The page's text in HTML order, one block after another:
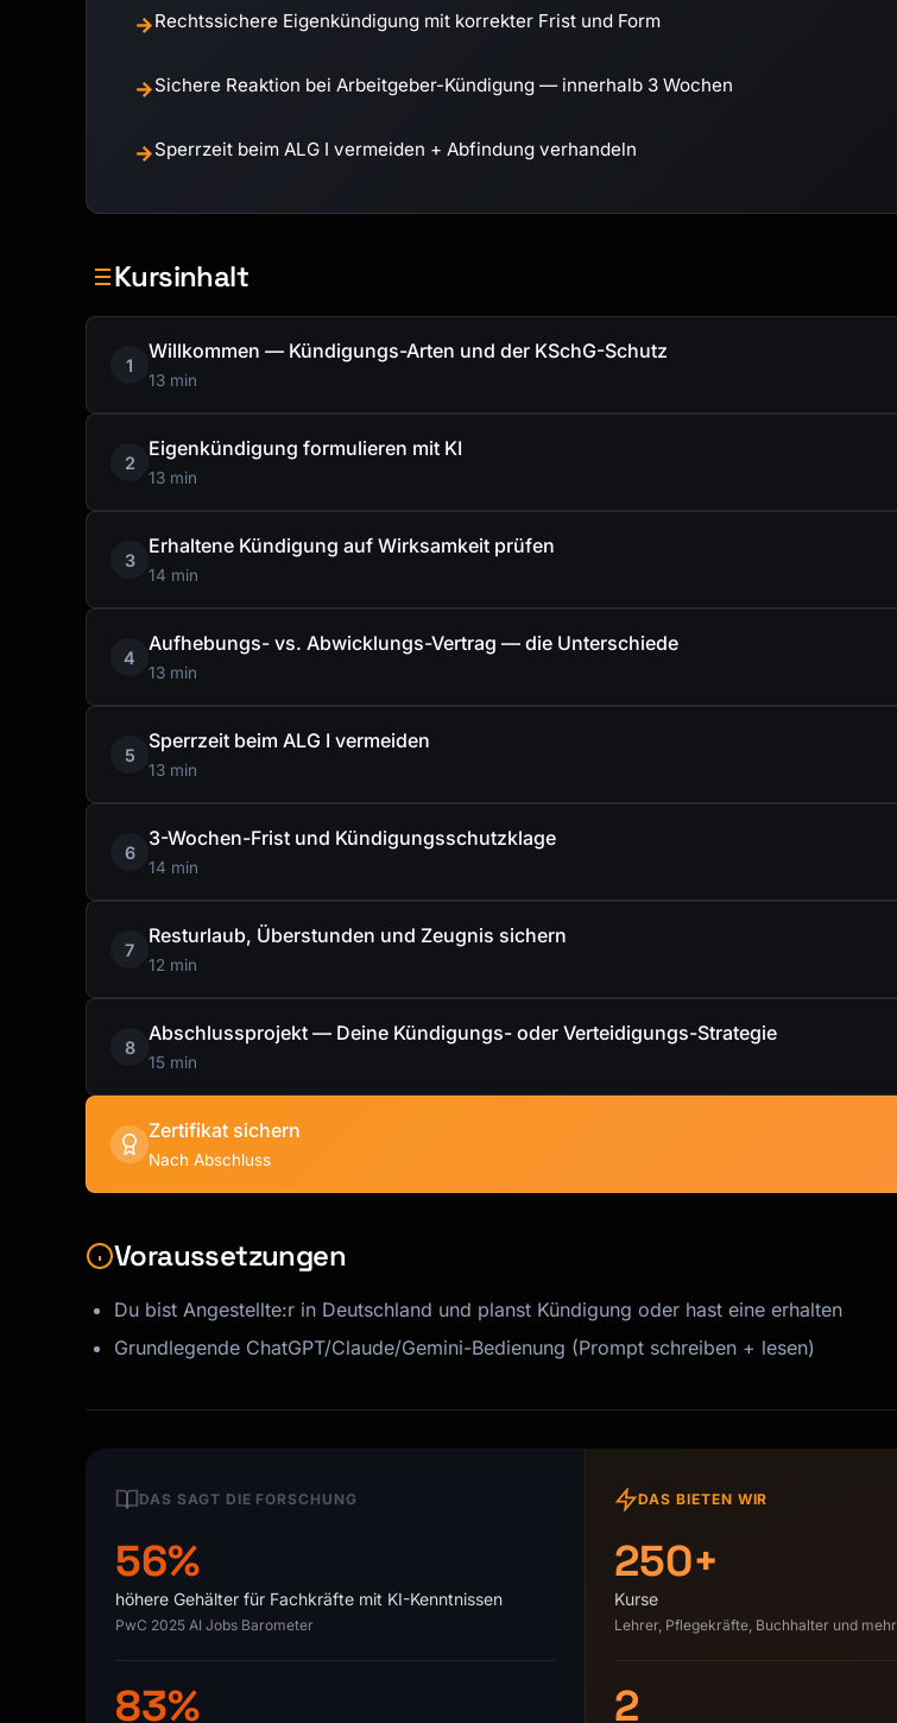
→Rechtssichere Eigenkündigung mit korrekter Frist und Form
→Sichere Reaktion bei Arbeitgeber-Kündigung — innerhalb 3 Wochen
→Sperrzeit beim ALG I vermeiden + Abfindung verhandeln
Kursinhalt
1
Willkommen — Kündigungs-Arten und der KSchG-Schutz
13 min
2
Eigenkündigung formulieren mit KI
13 min
3
Erhaltene Kündigung auf Wirksamkeit prüfen
14 min
4
Aufhebungs- vs. Abwicklungs-Vertrag — die Unterschiede
13 min
5
Sperrzeit beim ALG I vermeiden
13 min
6
3-Wochen-Frist und Kündigungsschutzklage
14 min
7
Resturlaub, Überstunden und Zeugnis sichern
12 min
8
Abschlussprojekt — Deine Kündigungs- oder Verteidigungs-Strategie
15 min
Zertifikat sichern
Nach Abschluss
Voraussetzungen
Du bist Angestellte:r in Deutschland und planst Kündigung oder hast eine erhalten
Grundlegende ChatGPT/Claude/Gemini-Bedienung (Prompt schreiben + lesen)
DAS SAGT DIE FORSCHUNG
56%
höhere Gehälter für Fachkräfte mit KI-Kenntnissen
PwC 2025 AI Jobs Barometer
83%
DAS BIETEN WIR
250+
Kurse
Lehrer, Pflegekräfte, Buchhalter und mehr
2